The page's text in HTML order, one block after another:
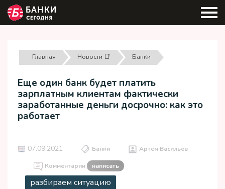
Главная Новости 📑 Банки
Еще один банк будет платить
зарплатным клиентам фактически
заработанные деньги досрочно: как это
работает
07.09.2021 Банки Артём Васильев
Комментарии написать
разбираем ситуацию